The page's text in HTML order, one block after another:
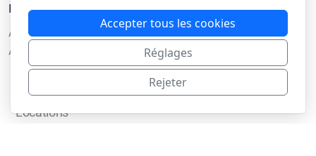
Menu principal
Accueil
Activités Biocapi
Vente
Bureau de conseil
Locations
Accepter tous les cookies
Réglages
Rejeter